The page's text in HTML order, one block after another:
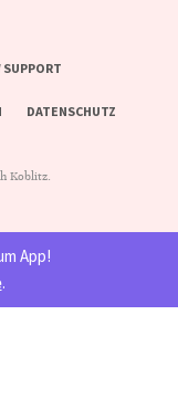
SUPPORT
DATENSCHUTZ
Koblitz.
App!
.